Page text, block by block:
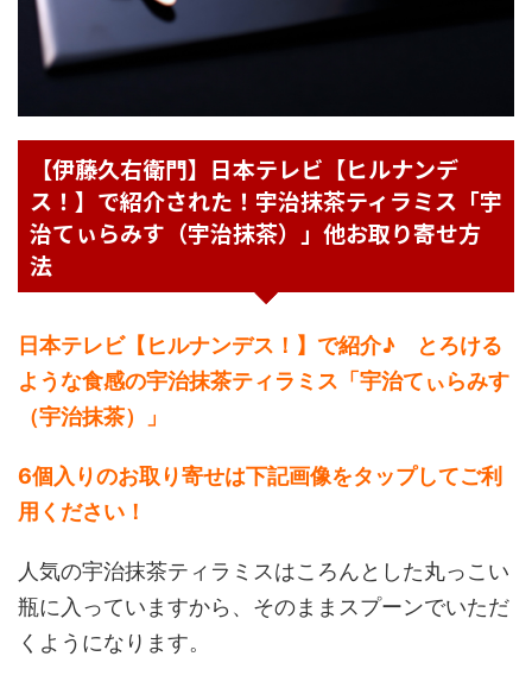
【伊藤久右衛門】日本テレビ【ヒルナンデ
ス！】で紹介された！宇治抹茶ティラミス「宇
治てぃらみす（宇治抹茶）」他お取り寄せ方
法
日本テレビ【ヒルナンデス！】で紹介♪ とろける
ような食感の宇治抹茶ティラミス「宇治てぃらみす
（宇治抹茶）」
6個入りのお取り寄せは下記画像をタップしてご利
用ください！
人気の宇治抹茶ティラミスはころんとした丸っこい
瓶に入っていますから、そのままスプーンでいただ
くようになります。